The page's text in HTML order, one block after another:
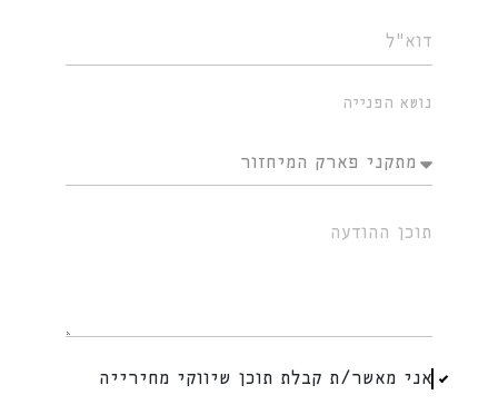
נושא הפנייה
אני מאשר/ת קבלת תוכן שיווקי מחירייה